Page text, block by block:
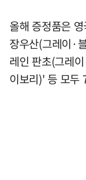
올해 증정품은
장우산(그레이·
레인 판초(그레
이보리)' 등 모두